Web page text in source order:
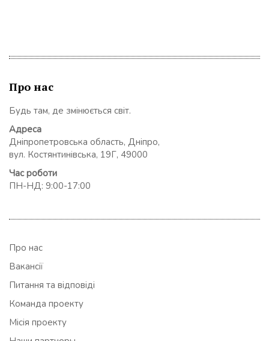
Про нас
Будь там, де змінюється світ.
Адреса
Дніпропетровська область, Дніпро,
вул. Костянтинівська, 19Г, 49000
Час роботи
ПН-НД: 9:00-17:00
Про нас
Вакансії
Питання та відповіді
Команда проекту
Місія проекту